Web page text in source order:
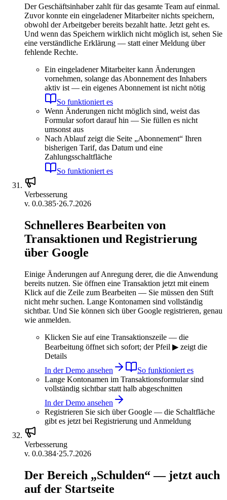
Der Geschäftsinhaber zahlt für das gesamte Team auf einmal.
Zuvor konnte ein eingeladener Mitarbeiter nichts speichern,
obwohl der Arbeitgeber bereits bezahlt hatte. Jetzt geht es.
Und wenn das Speichern wirklich nicht möglich ist, sehen Sie
eine verständliche Erklärung — statt einer Meldung über
fehlende Rechte.
Ein eingeladener Mitarbeiter kann Änderungen
vornehmen, solange das Abonnement des Inhabers
aktiv ist — ein eigenes Abonnement ist nicht nötig
So funktioniert es
Wenn Änderungen nicht möglich sind, weist das
Formular sofort darauf hin — Sie füllen es nicht
umsonst aus
Nach Ablauf zeigt die Seite „Abonnement“ Ihren
bisherigen Tarif, das Datum und eine
Zahlungsschaltfläche
So funktioniert es
Verbesserung
v. 0.0.385·26.7.2026
Schnelleres Bearbeiten von
Transaktionen und Registrierung
über Google
Einige Änderungen auf Anregung derer, die die Anwendung
bereits nutzen. Sie öffnen eine Transaktion jetzt mit einem
Klick auf die Zeile zum Bearbeiten — Sie müssen den Stift
nicht mehr suchen. Lange Kontonamen sind vollständig
sichtbar. Und Sie können sich über Google registrieren, genau
wie anmelden.
Klicken Sie auf eine Transaktionszeile — die
Bearbeitung öffnet sich sofort; der Pfeil ▶ zeigt die
Details
In der Demo ansehen
So funktioniert es
Lange Kontonamen im Transaktionsformular sind
vollständig sichtbar statt halb abgeschnitten
In der Demo ansehen
Registrieren Sie sich über Google — die Schaltfläche
gibt es jetzt bei Registrierung und Anmeldung
Verbesserung
v. 0.0.384·25.7.2026
Der Bereich „Schulden“ — jetzt auch
auf der Startseite